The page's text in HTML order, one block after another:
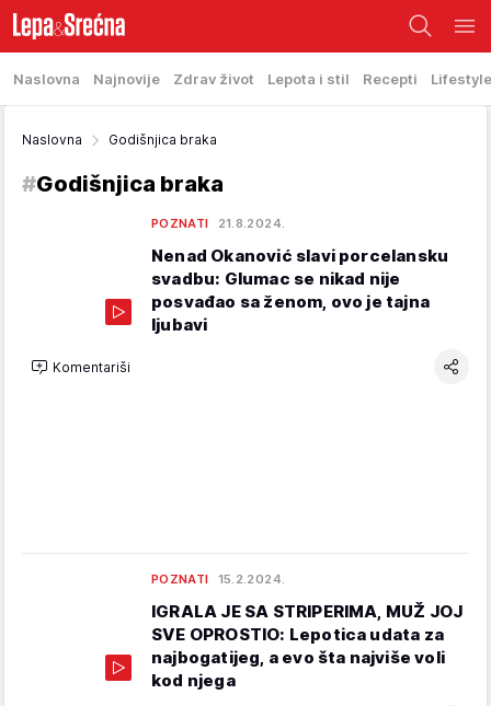
Naslovna Najnovije Zdrav život Lepota i stil Recepti Lifestyle
Naslovna Godišnjica braka
#Godišnjica braka
POZNATI 21.8.2024.
Nenad Okanović slavi porcelansku
svadbu: Glumac se nikad nije
posvađao sa ženom, ovo je tajna
ljubavi
Komentariši
POZNATI 15.2.2024.
IGRALA JE SA STRIPERIMA, MUŽ JOJ
SVE OPROSTIO: Lepotica udata za
najbogatijeg, a evo šta najviše voli
kod njega